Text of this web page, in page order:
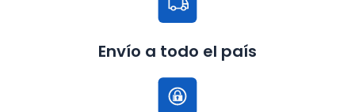
Envío a todo el país